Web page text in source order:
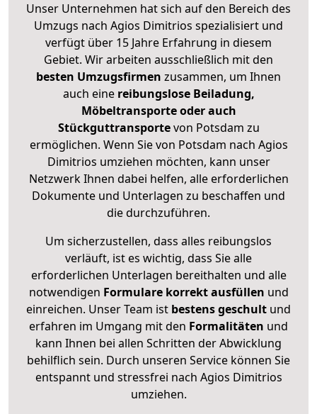
Unser Unternehmen hat sich auf den Bereich des
Umzugs nach Agios Dimitrios spezialisiert und
verfügt über 15 Jahre Erfahrung in diesem
Gebiet. Wir arbeiten ausschließlich mit den
besten Umzugsfirmen zusammen, um Ihnen
auch eine reibungslose Beiladung,
Möbeltransporte oder auch
Stückguttransportevon Potsdam zu
ermöglichen. Wenn Sie von Potsdam nach Agios
Dimitrios umziehen möchten, kann unser
Netzwerk Ihnen dabei helfen, alle erforderlichen
Dokumente und Unterlagen zu beschaffen und
die durchzuführen.
Um sicherzustellen, dass alles reibungslos
verläuft, ist es wichtig, dass Sie alle
erforderlichen Unterlagen bereithalten und alle
notwendigen Formulare korrekt ausfüllen und
einreichen. Unser Team ist bestens geschult und
erfahren im Umgang mit den Formalitäten und
kann Ihnen bei allen Schritten der Abwicklung
behilflich sein. Durch unseren Service können Sie
entspannt und stressfrei nach Agios Dimitrios
umziehen.